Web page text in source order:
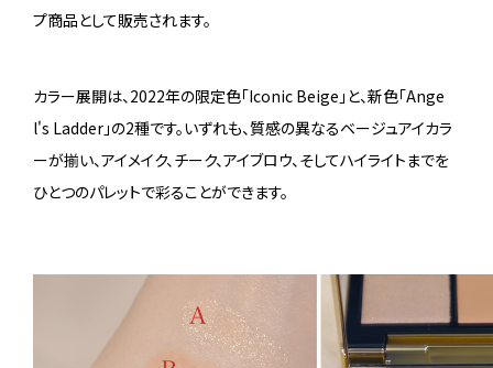
プ商品として販売されます。
カラー展開は、2022年の限定色「Iconic Beige」と、新色「Ange
l's Ladder」の2種です。いずれも、質感の異なるベージュアイカラ
ーが揃い、アイメイク、チーク、アイブロウ、そしてハイライトまでを
ひとつのパレットで彩ることができます。